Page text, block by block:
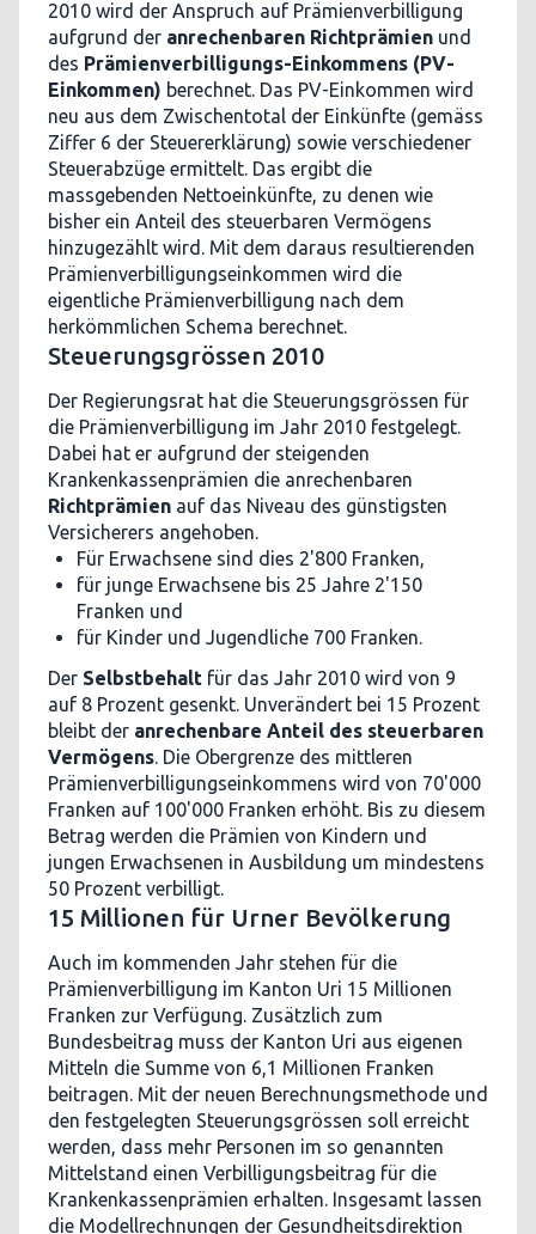
2010 wird der Anspruch auf Prämienverbilligung
aufgrund der anrechenbaren Richtprämien und
des Prämienverbilligungs-Einkommens (PV-
Einkommen) berechnet. Das PV-Einkommen wird
neu aus dem Zwischentotal der Einkünfte (gemäss
Ziffer 6 der Steuererklärung) sowie verschiedener
Steuerabzüge ermittelt. Das ergibt die
massgebenden Nettoeinkünfte, zu denen wie
bisher ein Anteil des steuerbaren Vermögens
hinzugezählt wird. Mit dem daraus resultierenden
Prämienverbilligungseinkommen wird die
eigentliche Prämienverbilligung nach dem
herkömmlichen Schema berechnet.
Steuerungsgrössen 2010
Der Regierungsrat hat die Steuerungsgrössen für
die Prämienverbilligung im Jahr 2010 festgelegt.
Dabei hat er aufgrund der steigenden
Krankenkassenprämien die anrechenbaren
Richtprämien auf das Niveau des günstigsten
Versicherers angehoben.
Für Erwachsene sind dies 2'800 Franken,
für junge Erwachsene bis 25 Jahre 2'150
Franken und
für Kinder und Jugendliche 700 Franken.
Der Selbstbehalt für das Jahr 2010 wird von 9
auf 8 Prozent gesenkt. Unverändert bei 15 Prozent
bleibt der anrechenbare Anteil des steuerbaren
Vermögens. Die Obergrenze des mittleren
Prämienverbilligungseinkommens wird von 70'000
Franken auf 100'000 Franken erhöht. Bis zu diesem
Betrag werden die Prämien von Kindern und
jungen Erwachsenen in Ausbildung um mindestens
50 Prozent verbilligt.
15 Millionen für Urner Bevölkerung
Auch im kommenden Jahr stehen für die
Prämienverbilligung im Kanton Uri 15 Millionen
Franken zur Verfügung. Zusätzlich zum
Bundesbeitrag muss der Kanton Uri aus eigenen
Mitteln die Summe von 6,1 Millionen Franken
beitragen. Mit der neuen Berechnungsmethode und
den festgelegten Steuerungsgrössen soll erreicht
werden, dass mehr Personen im so genannten
Mittelstand einen Verbilligungsbeitrag für die
Krankenkassenprämien erhalten. Insgesamt lassen
die Modellrechnungen der Gesundheitsdirektion